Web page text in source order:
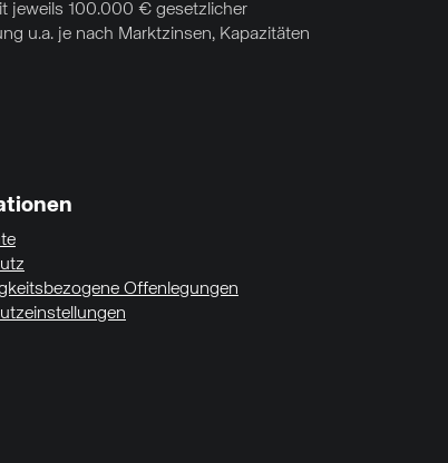
jeweils 100.000 € gesetzlicher
u.a. je nach Marktzinsen, Kapazitäten
Offenlegungen